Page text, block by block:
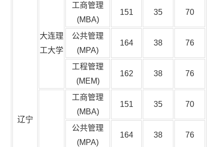
辽宁
大连理
工大学
工商管理
(MBA)
151 35 70
公共管理
(MPA)
164 38 76
工程管理
(MEM)
162 38 76
工商管理
(MBA)
151 35 70
公共管理
(MPA)
164 38 76